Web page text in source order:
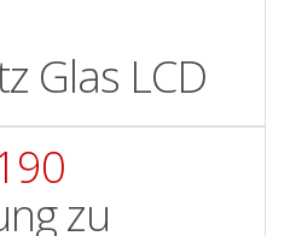
Glas LCD
zu